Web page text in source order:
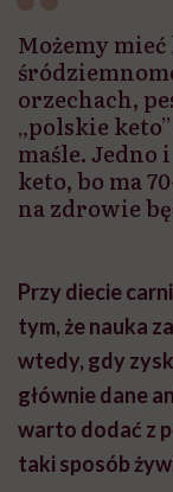
Możemy
orzechach,
„polskie
maśle. Jedno
keto, bo ma
na zdrowie
Przy diecie
tym, że nauka
wtedy, gdy
głównie dane
warto dodać z
taki sposób